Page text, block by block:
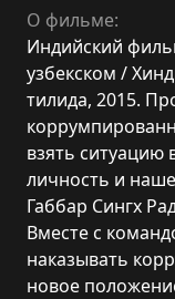
О фильме:
Индийский
узбекском /
тилида, 2015.
взять ситуацию
личность и
Габбар Сингх
Вместе с
наказывать
новое